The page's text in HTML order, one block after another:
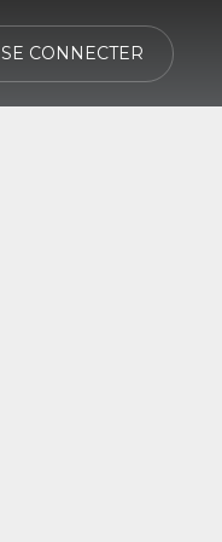
SE CONNECTER